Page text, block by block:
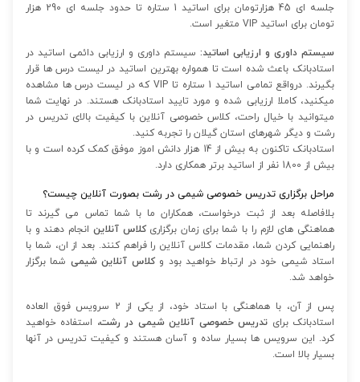
جلسه ای 45 هزارتومان برای اساتید 1 ستاره تا حدود جلسه ای 290 هزار
تومان برای اساتید VIP متغیر است.
سیستم داوری و ارزیابی اساتید: سیستم داوری و ارزیابی دائمی اساتید در
استادبانک باعث شده است تا همواره بهترین اساتید در لیست درس ها قرار
بگیرند. درواقع تمامی اساتید 1 ستاره تا VIP که در لیست درس ها مشاهده
میکنید، کاملا ارزیابی شده و مورد تایید استادبانک هستند. در نهایت شما
میتوانید با خیال راحت، کلاس خصوصی آنلاین با کیفیت بالای تدریس در
رشت و دیگر شهرهای استان گیلان را تجربه کنید.
استادبانک تاکنون به بیش از 14 هزار دانش اموز موفق کمک کرده است و با
بیش از 1800 نفر از اساتید برتر همکاری دارد.
مراحل برگزاری تدریس خصوصی شیمی در رشت بصورت آنلاین چیست؟
بلافاصله بعد از ثبت درخواست، همکاران ما با شما تماس می گیرند تا
هماهنگی های لازم را با شما برای زمان برگزاری کلاس آنلاین انجام دهند و با
راهنمایی کردن شما، مقدمات کلاس آنلاین را فراهم کنند. بعد از ان، شما با
استاد شیمی خود در ارتباط خواهید بود و کلاس آنلاین شیمی شما برگزار
خواهد شد.
پس از آن، با هماهنگی با استاد خود، از یکی از 2 سرویس فوق العاده
استادبانک برای تدریس خصوصی آنلاین شیمی در رشت، استفاده خواهید
کرد. این سرویس ها بسیار ساده و آسان هستند و کیفیت تدریس در آنها
بسیار بالا است.